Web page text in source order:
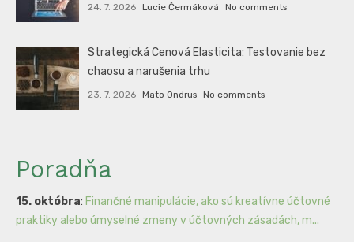
24. 7. 2026 Lucie Čermáková No comments
Strategická Cenová Elasticita: Testovanie bez
chaosu a narušenia trhu
23. 7. 2026 Mato Ondrus No comments
Poradňa
15. októbra: Finančné manipulácie, ako sú kreatívne účtovné
praktiky alebo úmyselné zmeny v účtovných zásadách, m...